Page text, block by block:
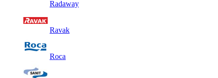
Radaway
Ravak
Roca